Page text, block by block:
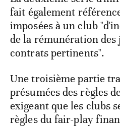
fait également
imposées à un club
de la rémunération des
contrats pertinents".
Une troisième partie
présumées des règles
exigeant que les clubs
règles du fair-play